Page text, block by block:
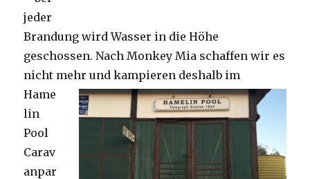
jeder
Brandung wird Wasser in die Höhe
geschossen. Nach Monkey Mia schaffen wir es
nicht mehr und kampieren deshalb im
Hame
lin
Pool
Carav
anpar